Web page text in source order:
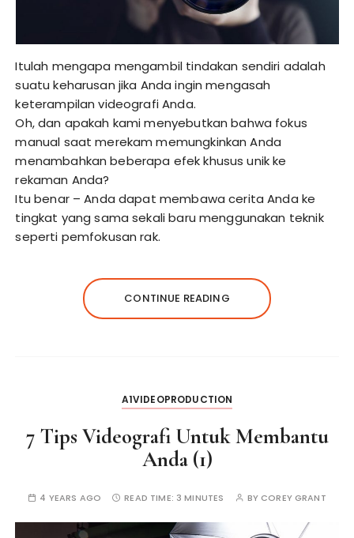
Itulah mengapa mengambil tindakan sendiri adalah
suatu keharusan jika Anda ingin mengasah
keterampilan videografi Anda.
Oh, dan apakah kami menyebutkan bahwa fokus
manual saat merekam memungkinkan Anda
menambahkan beberapa efek khusus unik ke
rekaman Anda?
Itu benar – Anda dapat membawa cerita Anda ke
tingkat yang sama sekali baru menggunakan teknik
seperti pemfokusan rak.
CONTINUE READING
A1VIDEOPRODUCTION
7 Tips Videografi Untuk Membantu
Anda (1)
4 YEARS AGO READ TIME: 3 MINUTES BY COREY GRANT